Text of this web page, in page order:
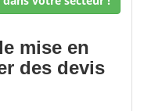
mise en
des devis